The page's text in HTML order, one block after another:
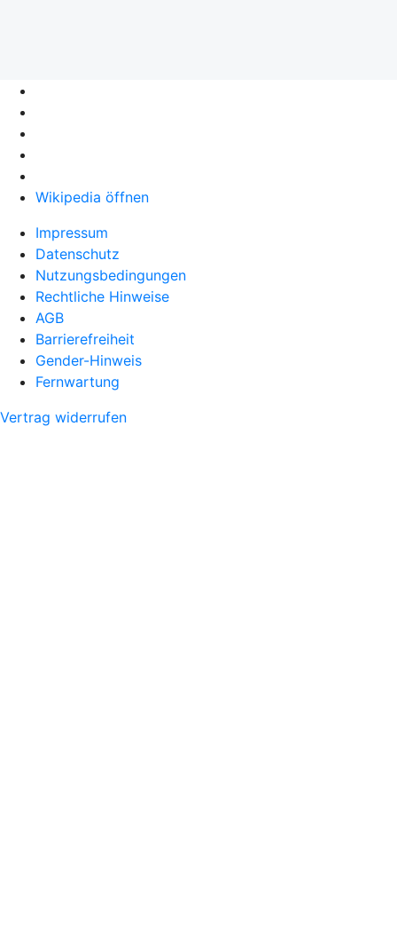
Wikipedia öffnen
Impressum
Datenschutz
Nutzungsbedingungen
Rechtliche Hinweise
AGB
Barrierefreiheit
Gender-Hinweis
Fernwartung
Vertrag widerrufen